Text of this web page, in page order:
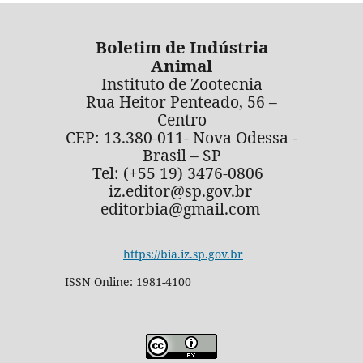
Boletim de Indústria
Animal
Instituto de Zootecnia
Rua Heitor Penteado, 56 –
Centro
CEP: 13.380-011- Nova Odessa -
Brasil – SP
Tel: (+55 19) 3476-0806
iz.editor@sp.gov.br
editorbia@gmail.com
https://bia.iz.sp.gov.br
ISSN Online: 1981-4100